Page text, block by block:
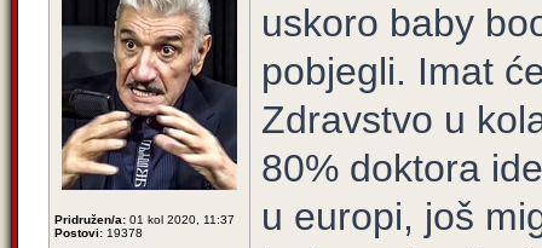
Pridružen/a: 01 kol 2020, 11:37
Postovi: 19378
uskoro baby
pobjegli. Imat
Zdravstvo u
80% doktora
u europi, još